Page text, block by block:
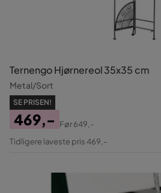
Ternengo Hjørnereol 35x35 cm
Metal/Sort
SE PRISEN!
Pris
469,-
Original
Før649,-
Tidligere laveste pris 469,-